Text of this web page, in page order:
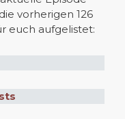
vorherigen 126
euch aufgelistet: